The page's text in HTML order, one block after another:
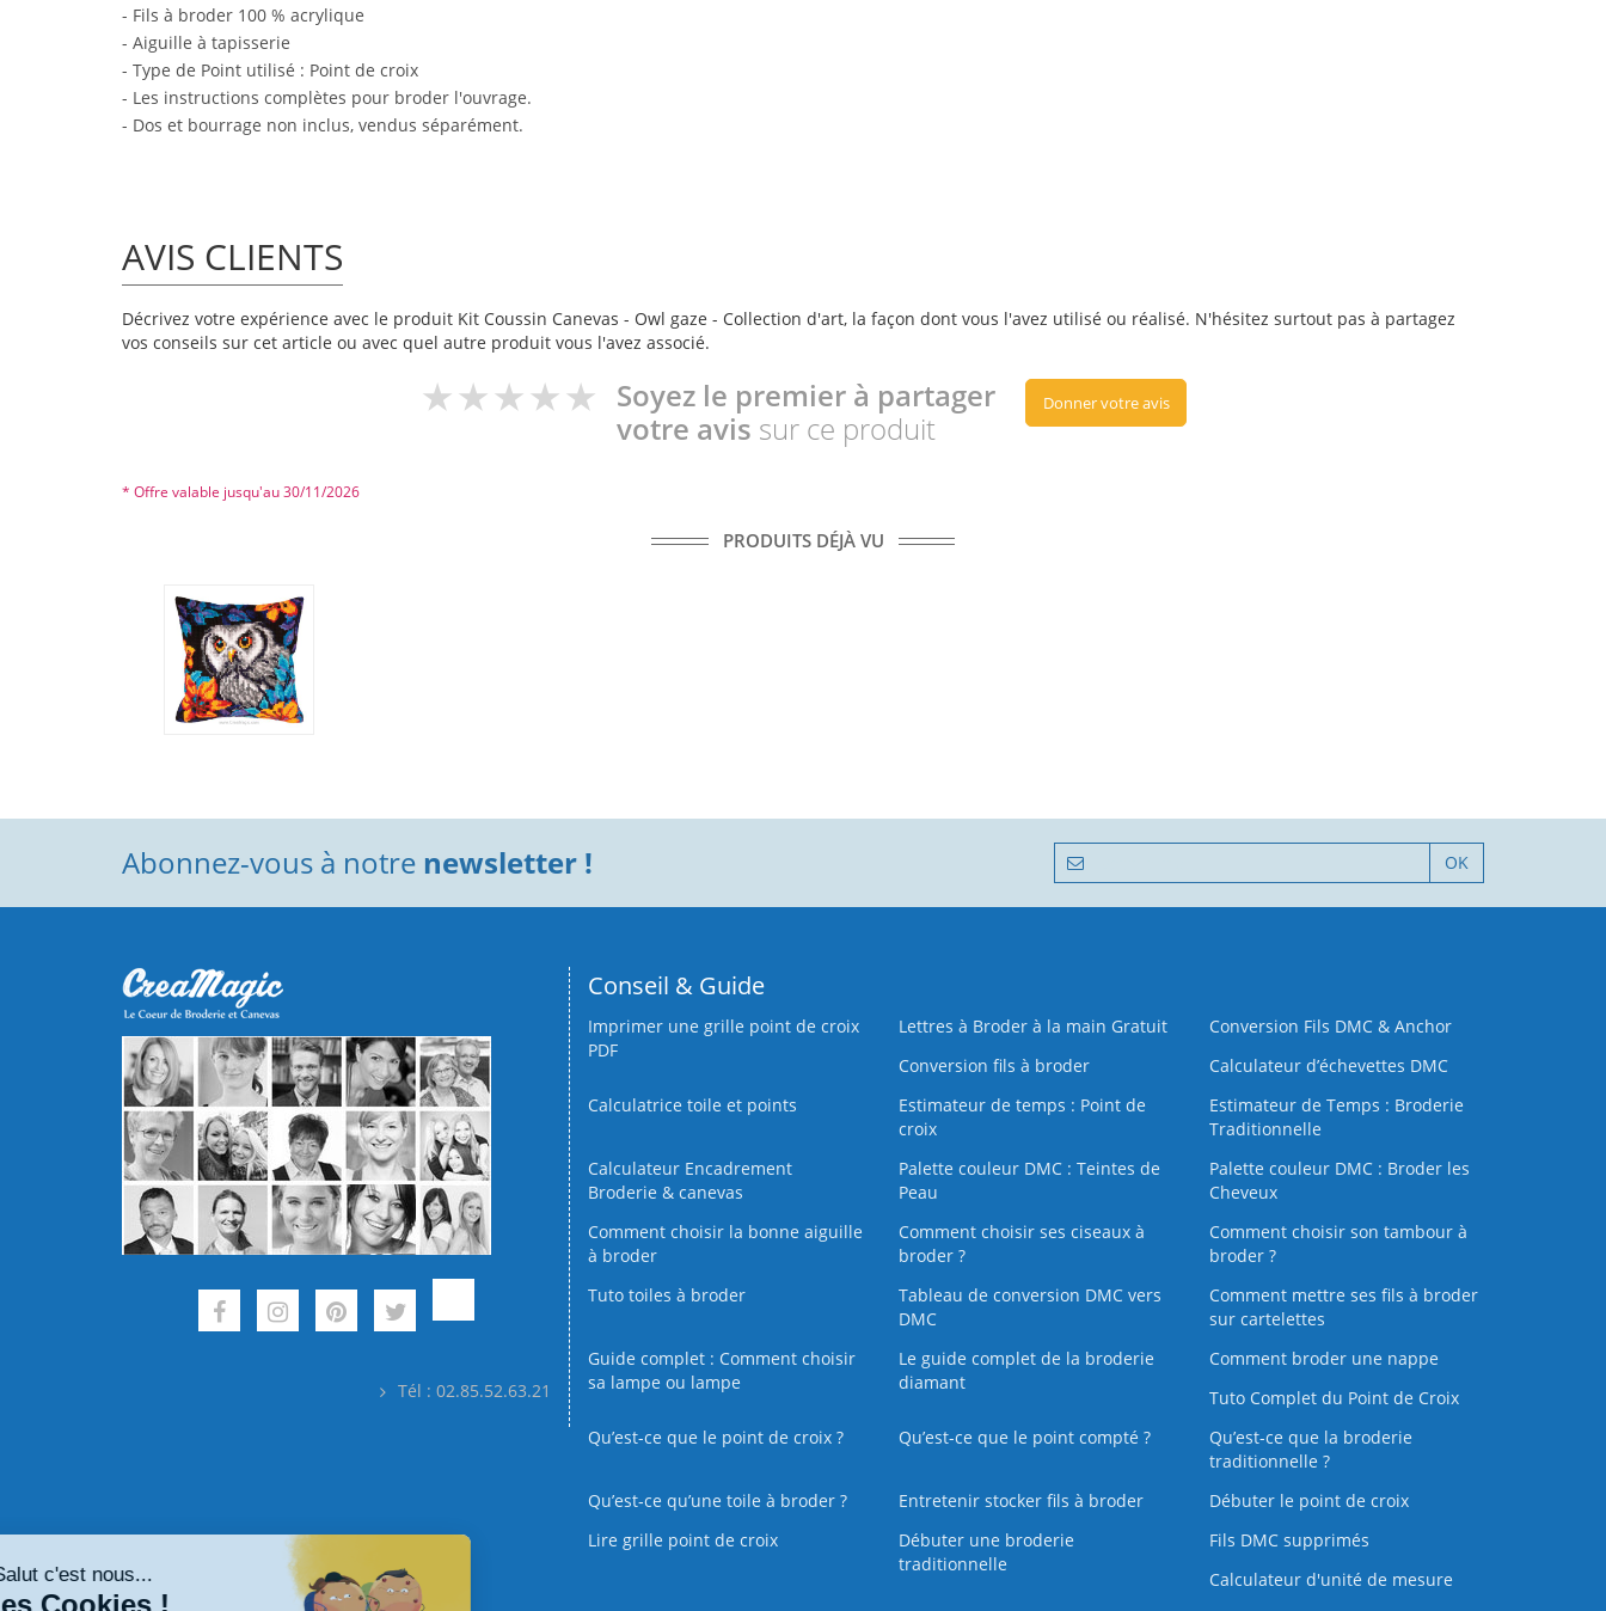
- Fils à broder 100 % acrylique
- Aiguille à tapisserie
- Type de Point utilisé : Point de croix
- Les instructions complètes pour broder l'ouvrage.
- Dos et bourrage non inclus, vendus séparément.
AVIS CLIENTS
Décrivez votre expérience avec le produit Kit Coussin Canevas - Owl gaze - Collection d'art, la façon dont vous l'avez utilisé ou réalisé. N'hésitez surtout pas à partagez
vos conseils sur cet article ou avec quel autre produit vous l'avez associé.
Soyez le premier à partager
votre avis sur ce produit
Donner votre avis
* Offre valable jusqu'au 30/11/2026
PRODUITS DÉJÀ VU
Abonnez-vous à notre newsletter ! OK
Tél : 02.85.52.63.21
Conseil & Guide
Imprimer une grille point de croix
PDF
Lettres à Broder à la main Gratuit
Conversion Fils DMC & Anchor
Conversion fils à broder
Calculateur d’échevettes DMC
Calculatrice toile et points
Estimateur de temps : Point de
croix
Estimateur de Temps : Broderie
Traditionnelle
Calculateur Encadrement
Broderie & canevas
Palette couleur DMC : Teintes de
Peau
Palette couleur DMC : Broder les
Cheveux
Comment choisir la bonne aiguille
à broder
Comment choisir ses ciseaux à
broder ?
Comment choisir son tambour à
broder ?
Tuto toiles à broder
Tableau de conversion DMC vers
DMC
Comment mettre ses fils à broder
sur cartelettes
Guide complet : Comment choisir
sa lampe ou lampe
Le guide complet de la broderie
diamant
Comment broder une nappe
Tuto Complet du Point de Croix
Qu’est-ce que le point de croix ?
Qu’est-ce que le point compté ?
Qu’est-ce que la broderie
traditionnelle ?
Qu’est‑ce qu’une toile à broder ?
Entretenir stocker fils à broder
Débuter le point de croix
Lire grille point de croix
Débuter une broderie
traditionnelle
Fils DMC supprimés
Calculateur d'unité de mesure